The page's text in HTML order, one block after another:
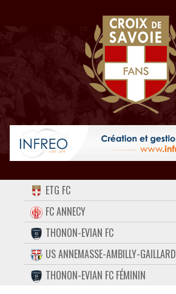
ACCUEIL
FORUM
CONTACT
FACEBOOK
TWITTER
ETG FC
FC ANNECY
THONON-EVIAN FC
US ANNEMASSE-AMBILLY-GAILLARD
THONON-EVIAN FC FÉMININ